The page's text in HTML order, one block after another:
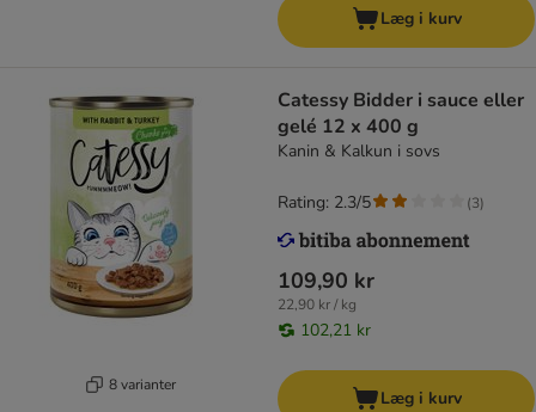
Læg i kurv
8 varianter
Catessy Bidder i sauce eller
gelé 12 x 400 g
Kanin & Kalkun i sovs
109,90 kr
22,90 kr / kg
102,21 kr
Rating: 2.3/5 (3)
Læg i kurv